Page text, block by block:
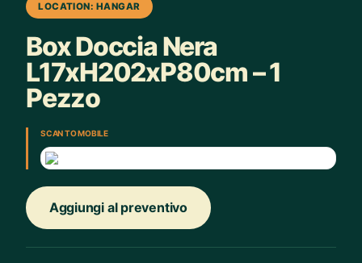
LOCATION: HANGAR
Box Doccia Nera
L17xH202xP80cm – 1
Pezzo
SCAN TO MOBILE
Aggiungi al preventivo